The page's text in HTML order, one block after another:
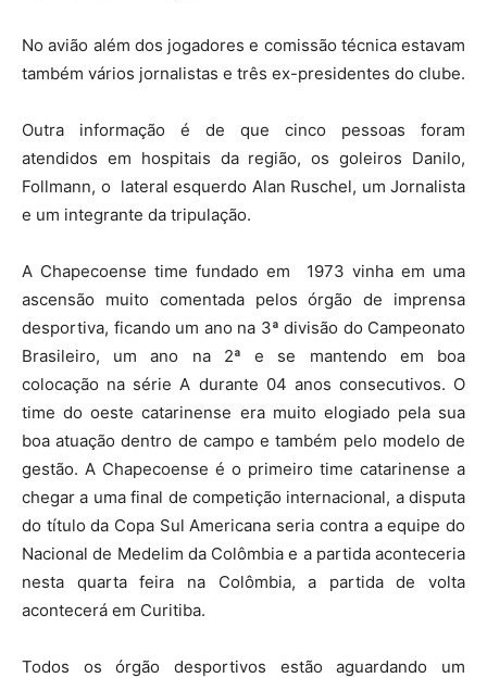
No avião além dos jogadores e comissão técnica estavam
também vários jornalistas e três ex-presidentes do clube.
Outra informação é de que cinco pessoas foram
atendidos em hospitais da região, os goleiros Danilo,
Follmann, o lateral esquerdo Alan Ruschel, um Jornalista
e um integrante da tripulação.
A Chapecoense time fundado em 1973 vinha em uma
ascensão muito comentada pelos órgão de imprensa
desportiva, ficando um ano na 3ª divisão do Campeonato
Brasileiro, um ano na 2ª e se mantendo em boa
colocação na série A durante 04 anos consecutivos. O
time do oeste catarinense era muito elogiado pela sua
boa atuação dentro de campo e também pelo modelo de
gestão. A Chapecoense é o primeiro time catarinense a
chegar a uma final de competição internacional, a disputa
do título da Copa Sul Americana seria contra a equipe do
Nacional de Medelim da Colômbia e a partida aconteceria
nesta quarta feira na Colômbia, a partida de volta
acontecerá em Curitiba.
Todos os órgão desportivos estão aguardando um